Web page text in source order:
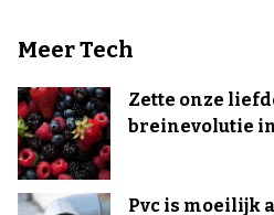
Meer Tech
Zette onze
breinevolutie
Pvc is moeilijk